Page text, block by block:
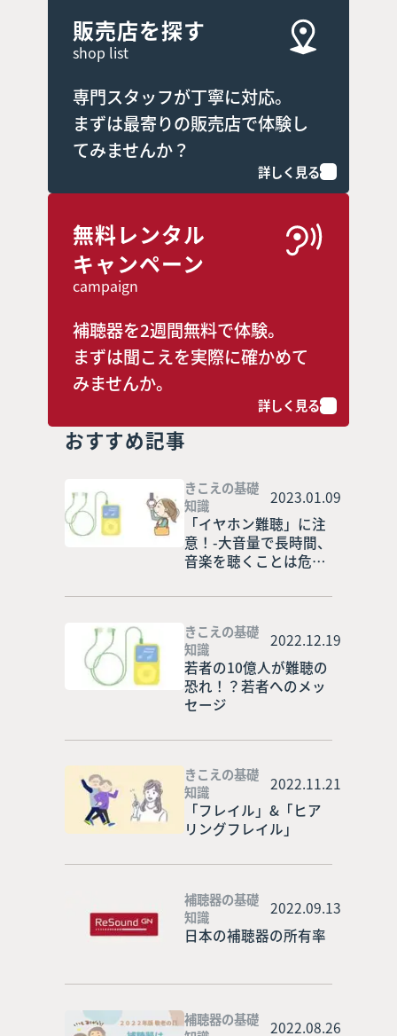
販売店を探す
shop list
専門スタッフが丁寧に対応。
まずは最寄りの販売店で体験し
てみませんか？
詳しく見る
無料レンタル
キャンペーン
campaign
補聴器を2週間無料で体験。
まずは聞こえを実際に確かめて
みませんか。
詳しく見る
おすすめ記事
きこえの基礎
知識
2023.01.09
「イヤホン難聴」に注
意！-大音量で長時間、
音楽を聴くことは危
きこえの基礎
知識
2022.12.19
若者の10億人が難聴の
恐れ！？若者へのメッ
セージ
きこえの基礎
知識
2022.11.21
「フレイル」&「ヒア
リングフレイル」
補聴器の基礎
知識
2022.09.13
日本の補聴器の所有率
補聴器の基礎
2022.08.26